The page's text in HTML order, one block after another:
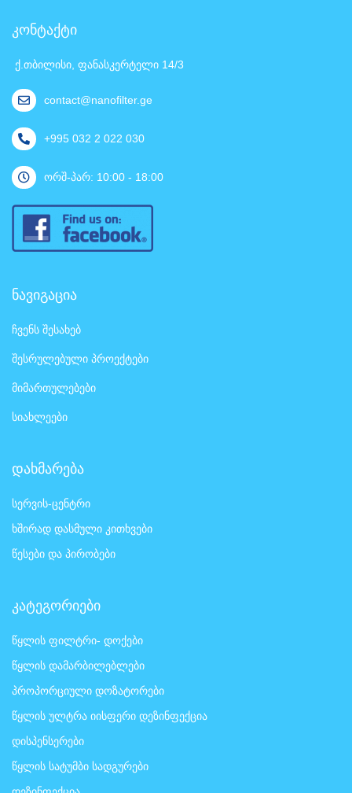
კონტაქტი
ქ.თბილისი, ფანასკერტელი 14/3
contact@nanofilter.ge
+995 032 2 022 030
ორშ-პარ: 10:00 - 18:00
ნავიგაცია
ჩვენს შესახებ
შესრულებული პროექტები
მიმართულებები
სიახლეები
დახმარება
სერვის-ცენტრი
ხშირად დასმული კითხვები
წესები და პირობები
კატეგორიები
წყლის ფილტრი- დოქები
წყლის დამარბილებლები
პროპორციული დოზატორები
წყლის ულტრა იისფერი დეზინფექცია
დისპენსერები
წყლის სატუმბი სადგურები